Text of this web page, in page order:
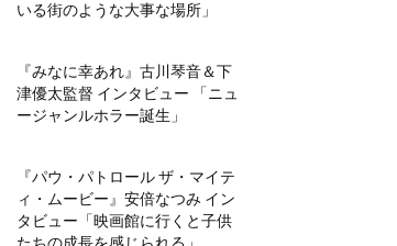
いる街のような大事な場所」
『みなに幸あれ』古川琴音＆下
津優太監督 インタビュー 「ニュ
ージャンルホラー誕生」
『パウ・パトロール ザ・マイテ
ィ・ムービー』安倍なつみ イン
タビュー「映画館に行くと子供